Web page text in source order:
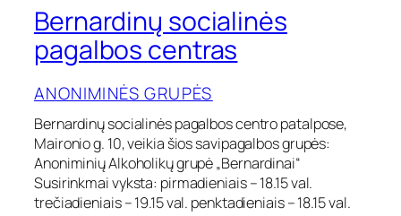
B
e
r
a
d
i
n
ų
s
o
Bernardinų socialinės
pagalbos centras
ANONIMINĖS GRUPĖS
Bernardinų socialinės pagalbos centro patalpose,
Maironio g. 10, veikia šios savipagalbos grupės:
Anoniminių Alkoholikų grupė „Bernardinai“
Susirinkmai vyksta: pirmadieniais – 18.15 val.
trečiadieniais – 19.15 val. penktadieniais – 18.15 val.